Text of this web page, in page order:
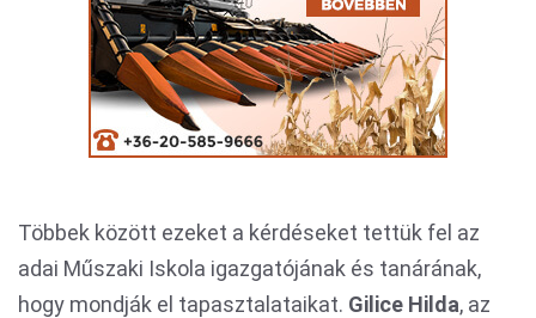
Többek között ezeket a kérdéseket tettük fel az
adai Műszaki Iskola igazgatójának és tanárának,
hogy mondják el tapasztalataikat. Gilice Hilda, az